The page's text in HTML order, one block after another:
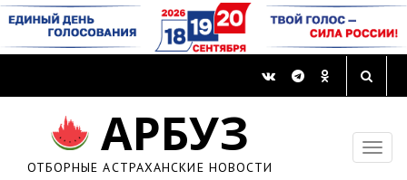
АРБУЗ
ОТБОРНЫЕ АСТРАХАНСКИЕ НОВОСТИ